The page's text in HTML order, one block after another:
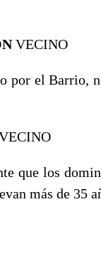
VECINO
por el Barrio,
que los
más de 35